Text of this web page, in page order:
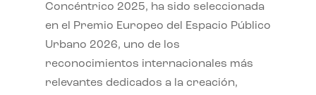
Concéntrico 2025, ha sido seleccionada
en el Premio Europeo del Espacio Público
Urbano 2026, uno de los
reconocimientos internacionales más
relevantes dedicados a la creación,